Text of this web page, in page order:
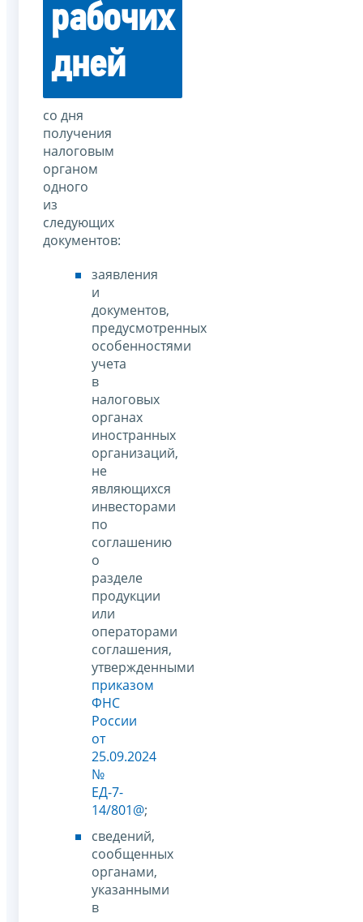
рабочих
дней
со дня
получения
налоговым
органом
одного
из
следующих
документов:
заявления
и
документов,
предусмотренных
особенностями
учета
в
налоговых
органах
иностранных
организаций,
не
являющихся
инвесторами
по
соглашению
о
разделе
продукции
или
операторами
соглашения,
утвержденными
приказом
ФНС
России
от
25.09.2024
№
ЕД-7-
14/801@;
сведений,
сообщенных
органами,
указанными
в